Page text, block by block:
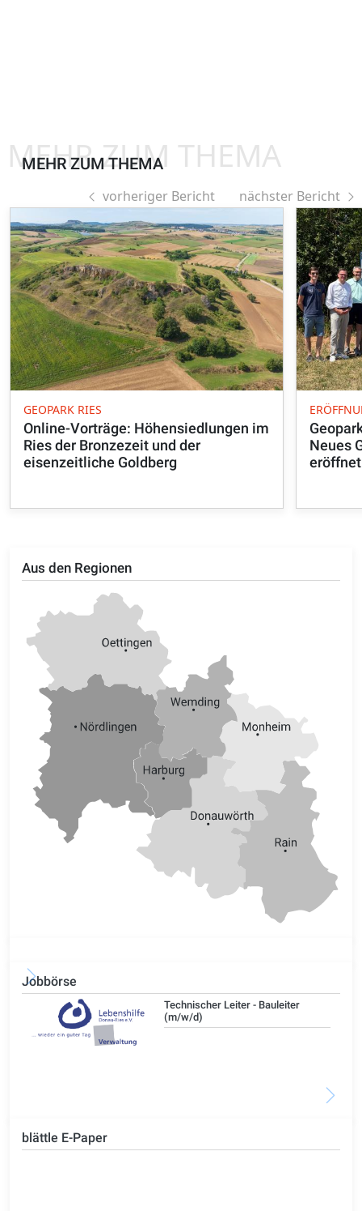
Aus den Regionen
Jobbörse
Technischer Leiter - Bauleiter
(m/w/d)
blättle E-Paper
MEHR ZUM THEMA
MEHR ZUM THEMA
vorheriger Bericht nächster Bericht
GEOPARK RIES
Online-Vorträge: Höhensiedlungen im
Ries der Bronzezeit und der
eisenzeitliche Goldberg
Neues
eröffnet